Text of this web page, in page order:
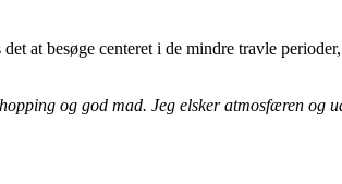
at besøge centeret i de mindre travle
og god mad. Jeg elsker atmosfæren